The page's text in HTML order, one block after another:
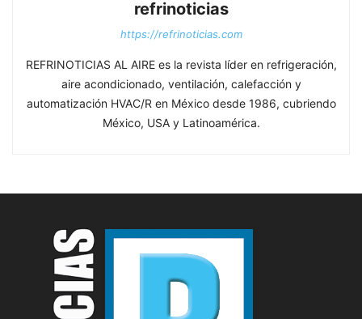
refrinoticias
https://refrinoticias.com
REFRINOTICIAS AL AIRE es la revista líder en refrigeración,
aire acondicionado, ventilación, calefacción y
automatización HVAC/R en México desde 1986, cubriendo
México, USA y Latinoamérica.